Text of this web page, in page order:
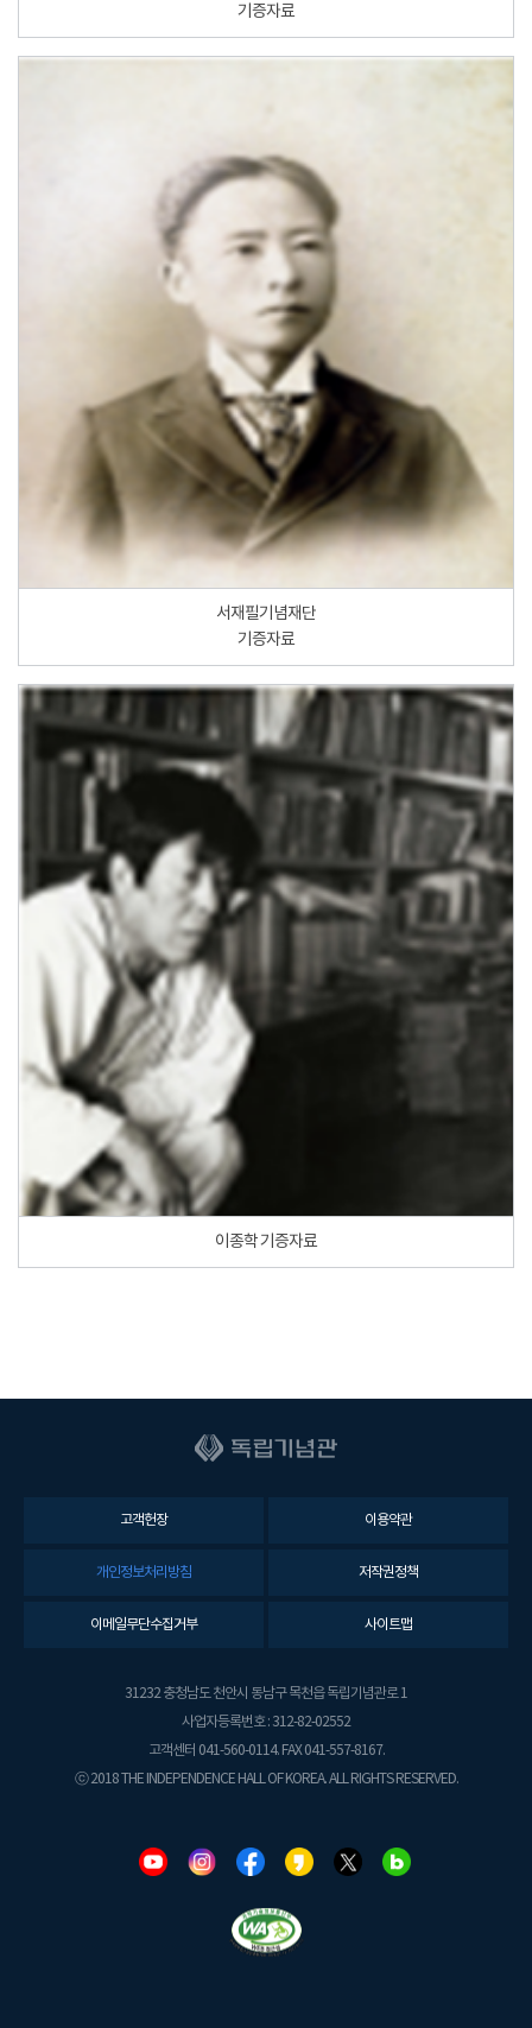
기증자료
서재필기념재단
기증자료
이종학 기증자료
고객헌장 이용약관
개인정보처리방침 저작권정책
이메일무단수집거부 사이트맵
31232 충청남도 천안시 동남구 목천읍 독립기념관로 1
사업자등록번호 : 312-82-02552
고객센터 041-560-0114. FAX 041-557-8167.
ⓒ 2018 THE INDEPENDENCE HALL OF KOREA. ALL RIGHTS RESERVED.